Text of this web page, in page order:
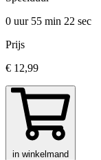
0 uur 55 min 22 sec
Prijs
€ 12,99
in winkelmand